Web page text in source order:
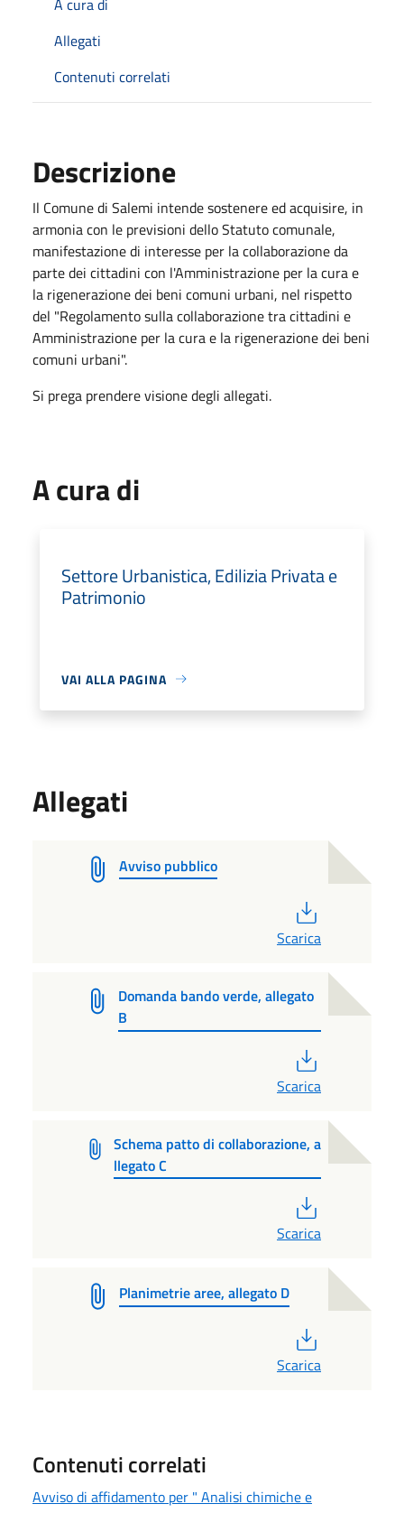
Allegati
Contenuti correlati
Descrizione
Il Comune di Salemi intende sostenere ed acquisire, in
armonia con le previsioni dello Statuto comunale,
manifestazione di interesse per la collaborazione da
parte dei cittadini con l'Amministrazione per la cura e
la rigenerazione dei beni comuni urbani, nel rispetto
del "Regolamento sulla collaborazione tra cittadini e
Amministrazione per la cura e la rigenerazione dei beni
comuni urbani".
Si prega prendere visione degli allegati.
A cura di
Settore Urbanistica, Edilizia Privata e
Patrimonio
VAI ALLA PAGINA
Allegati
Avviso pubblico
Scarica
Domanda bando verde, allegato
B
Scarica
Schema patto di collaborazione, a
llegato C
Scarica
Planimetrie aree, allegato D
Scarica
Contenuti correlati
Avviso di affidamento per " Analisi chimiche e